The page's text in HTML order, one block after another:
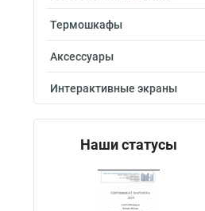
Термошкафы
Аксессуары
Интерактивные экраны
Наши статусы